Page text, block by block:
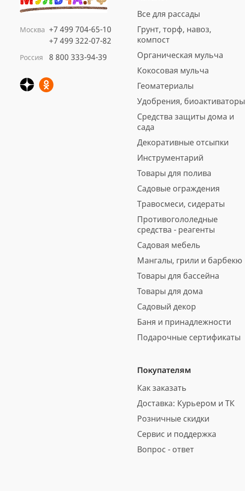
Кора сосны Стандарт
нефракционная, 60 л
Москва +7 499 704-65-10
+7 499 322-07-82
Россия 8 800 333-94-39
Все для рассады
Грунт, торф, навоз,
компост
Органическая мульча
Кокосовая мульча
Геоматериалы
Удобрения, биоактиваторы
Средства защиты дома и
сада
Декоративные отсыпки
Инструментарий
Товары для полива
Садовые ограждения
Травосмеси, сидераты
Противогололедные
средства - реагенты
Садовая мебель
Мангалы, грили и барбекю
Товары для бассейна
Товары для дома
Садовый декор
Баня и принадлежности
Подарочные сертификаты
Покупателям
Как заказать
Доставка: Курьером и ТК
Розничные скидки
Сервис и поддержка
Вопрос - ответ